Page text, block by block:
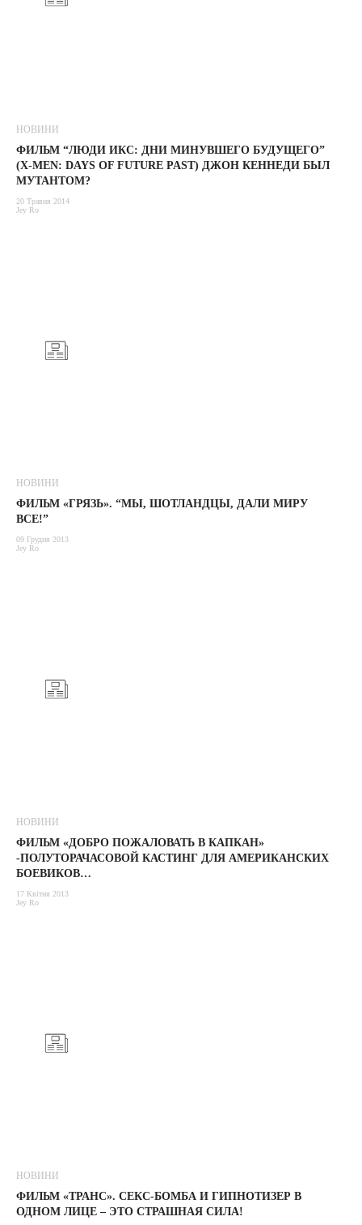
НОВИНИ
ФИЛЬМ “ЛЮДИ ИКС: ДНИ МИНУВШЕГО БУДУЩЕГО”
(X-MEN: DAYS OF FUTURE PAST) ДЖОН КЕННЕДИ БЫЛ
МУТАНТОМ?
20 Травня 2014
Jey Ro
НОВИНИ
ФИЛЬМ «ГРЯЗЬ». “МЫ, ШОТЛАНДЦЫ, ДАЛИ МИРУ
ВСЕ!”
09 Грудня 2013
Jey Ro
НОВИНИ
ФИЛЬМ «ДОБРО ПОЖАЛОВАТЬ В КАПКАН»
-ПОЛУТОРАЧАСОВОЙ КАСТИНГ ДЛЯ АМЕРИКАНСКИХ
БОЕВИКОВ…
17 Квітня 2013
Jey Ro
НОВИНИ
ФИЛЬМ «ТРАНС». СЕКС-БОМБА И ГИПНОТИЗЕР В
ОДНОМ ЛИЦЕ – ЭТО СТРАШНАЯ СИЛА!